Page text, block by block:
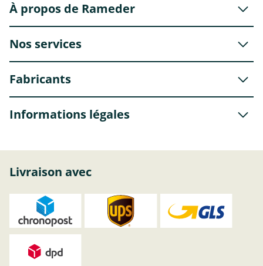
À propos de Rameder
Nos services
Fabricants
Informations légales
Livraison avec